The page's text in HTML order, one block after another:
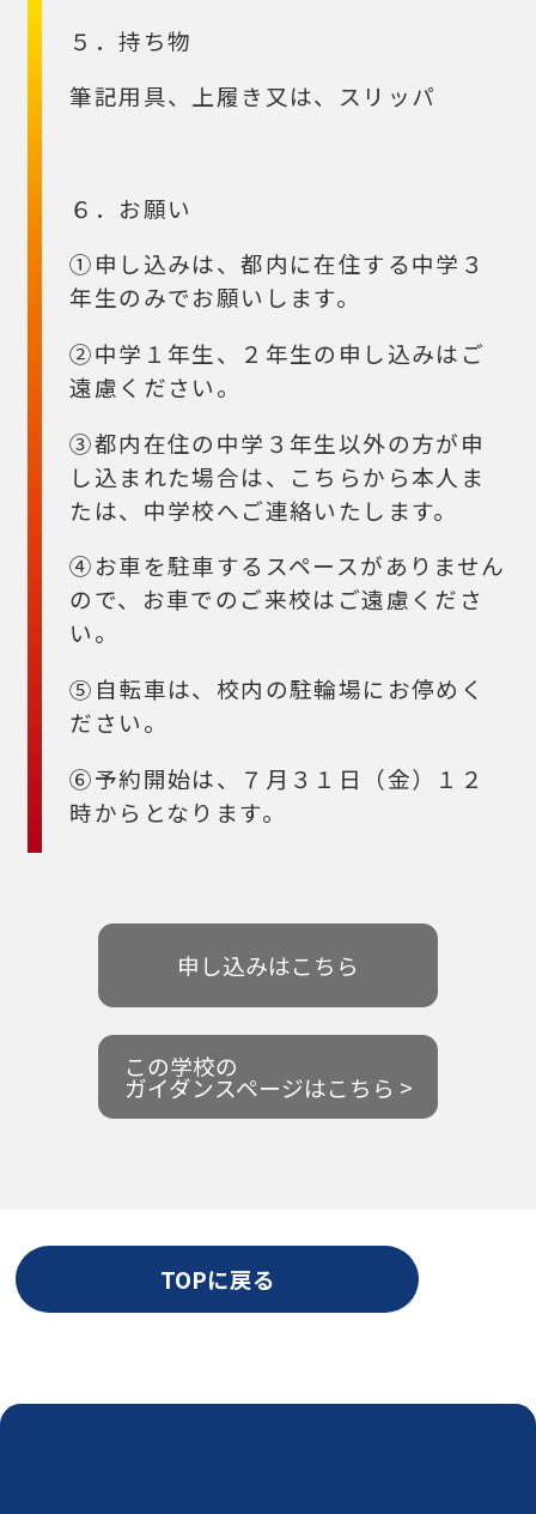
５．持ち物
筆記用具、上履き又は、スリッパ
６．お願い
①申し込みは、都内に在住する中学３
年生のみでお願いします。
②中学１年生、２年生の申し込みはご
遠慮ください。
③都内在住の中学３年生以外の方が申
し込まれた場合は、こちらから本人ま
たは、中学校へご連絡いたします。
④お車を駐車するスペースがありません
ので、お車でのご来校はご遠慮くださ
い。
⑤自転車は、校内の駐輪場にお停めく
ださい。
⑥予約開始は、７月３１日（金）１２
時からとなります。
申し込みはこちら
この学校の
ガイダンスページはこちら >
TOPに戻る